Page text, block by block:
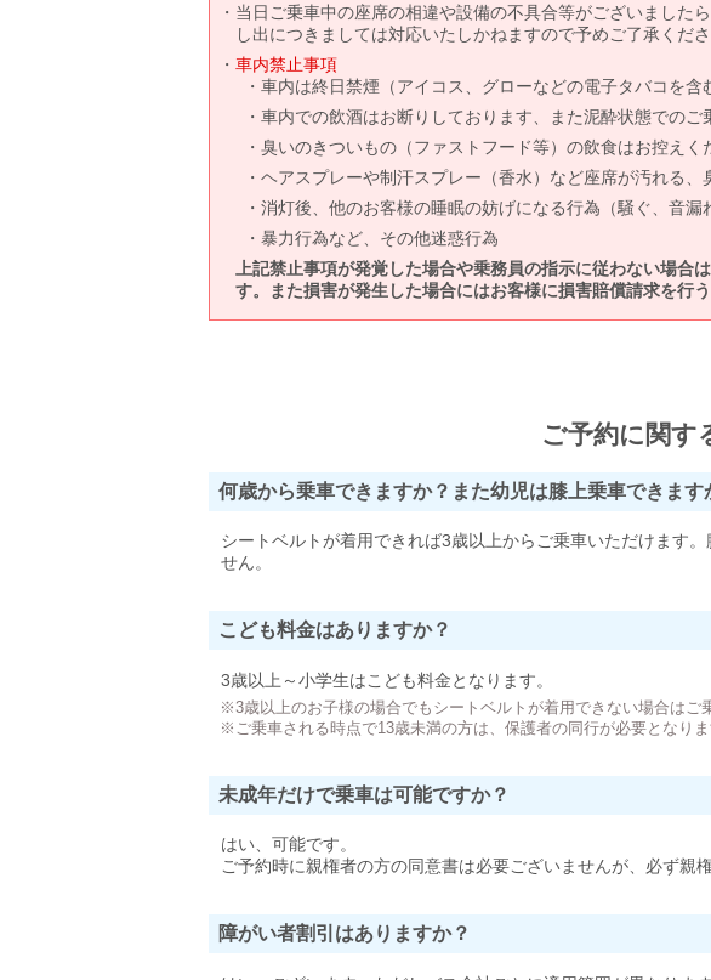
当日ご乗車中の座席の相違や設備の不具合等がございました
し出につきましては対応いたしかねますので予めご了承くださ
車内禁止事項
車内は終日禁煙（アイコス、グローなどの電子タバコを含
車内での飲酒はお断りしております、また泥酔状態でのご
臭いのきついもの（ファストフード等）の飲食はお控えく
ヘアスプレーや制汗スプレー（香水）など座席が汚れる、
消灯後、他のお客様の睡眠の妨げになる行為（騒ぐ、音
暴力行為など、その他迷惑行為
上記禁止事項が発覚した場合や乗務員の指示に従わない場合
す。また損害が発生した場合にはお客様に損害賠償請求を行う
ご予約に関す
何歳から乗車できますか？また幼児は膝上乗車できます
シートベルトが着用できれば3歳以上からご乗車いただけます
せん。
こども料金はありますか？
3歳以上～小学生はこども料金となります。
※3歳以上のお子様の場合でもシートベルトが着用できない場合はご
※ご乗車される時点で13歳未満の方は、保護者の同行が必要となりま
未成年だけで乗車は可能ですか？
はい、可能です。
ご予約時に親権者の方の同意書は必要ございませんが、必ず親
障がい者割引はありますか？